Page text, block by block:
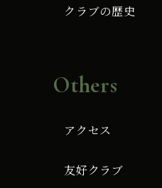
クラブの歴史
Others
アクセス
友好クラブ